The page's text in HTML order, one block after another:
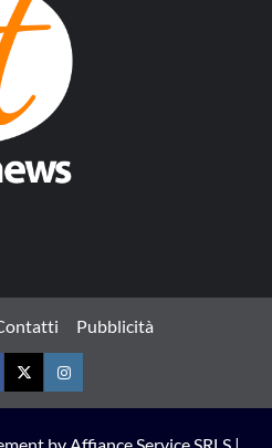
Pubblicità
TwitterInstagram